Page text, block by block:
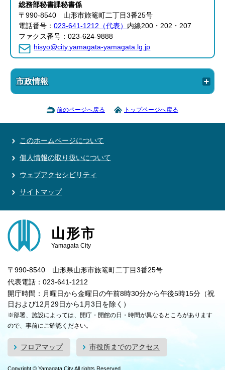
総務部秘書課秘書係
〒990-8540 山形市旅篭町二丁目3番25号
電話番号：023-641-1212（代表） 内線200・202・207
ファクス番号：023-624-9888
hisyo@city.yamagata-yamagata.lg.jp
市政情報
前のページへ戻る トップページへ戻る
このホームページについて
個人情報の取り扱いについて
ウェブアクセシビリティ
サイトマップ
山形市
Yamagata City
〒990-8540 山形県山形市旅篭町二丁目3番25号
代表電話：023-641-1212
開庁時間：月曜日から金曜日の午前8時30分から午後5時15分（祝
日および12月29日から1月3日を除く）
※部署、施設によっては、開庁・開館の日・時間が異なるところがあります
ので、事前にご確認ください。
フロアマップ 市役所までのアクセス
Copyright © Yamagata City All rights Reserved.